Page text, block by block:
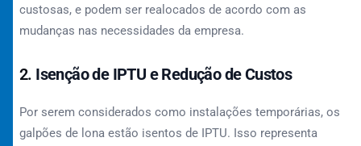
custosas, e podem ser realocados de acordo com as
mudanças nas necessidades da empresa.
2. Isenção de IPTU e Redução de Custos
Por serem considerados como instalações temporárias, os
galpões de lona estão isentos de IPTU. Isso representa